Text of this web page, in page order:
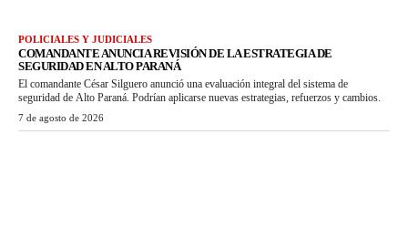
POLICIALES Y JUDICIALES
COMANDANTE ANUNCIA REVISIÓN DE LA ESTRATEGIA DE
SEGURIDAD EN ALTO PARANÁ
El comandante César Silguero anunció una evaluación integral del sistema de
seguridad de Alto Paraná. Podrían aplicarse nuevas estrategias, refuerzos y cambios.
7 de agosto de 2026